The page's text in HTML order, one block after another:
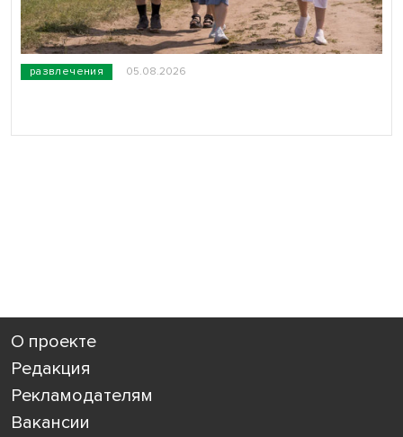
развлечения 05.08.2026
О проекте
Редакция
Рекламодателям
Вакансии